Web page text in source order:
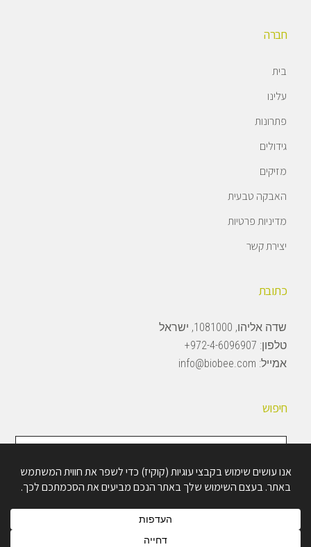
חברה
בית
עלינו
פתרונות
גידולים
מזיקים
האבקה טבעית
מדיניות פרטיות
יצירת קשר
כתובת
שדה אליהו, 1081000, ישראל
טלפון: 972-4-6096907+
אמייל: info@biobee.com
חיפוש
חיפוש